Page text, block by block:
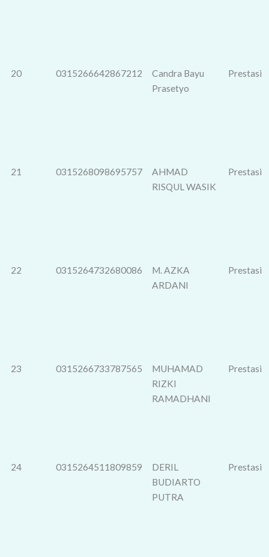
20 0315266642867212
Candra Bayu
Prasetyo
Prestasi
21 0315268098695757
AHMAD
RISQUL WASIK
Prestasi
22 0315264732680086
M. AZKA
ARDANI
Prestasi
23 0315266733787565
MUHAMAD
RIZKI
RAMADHANI
Prestasi
24 0315264511809859
DERIL
BUDIARTO
PUTRA
Prestasi